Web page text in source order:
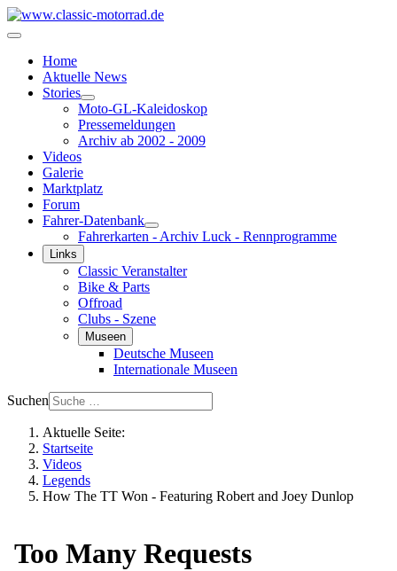
Home
Aktuelle News
Stories
Moto-GL-Kaleidoskop
Pressemeldungen
Archiv ab 2002 - 2009
Videos
Galerie
Marktplatz
Forum
Fahrer-Datenbank
Fahrerkarten - Archiv Luck - Rennprogramme
Links
Classic Veranstalter
Bike & Parts
Offroad
Clubs - Szene
Museen
Deutsche Museen
Internationale Museen
Suchen
Aktuelle Seite:
Startseite
Videos
Legends
How The TT Won - Featuring Robert and Joey Dunlop